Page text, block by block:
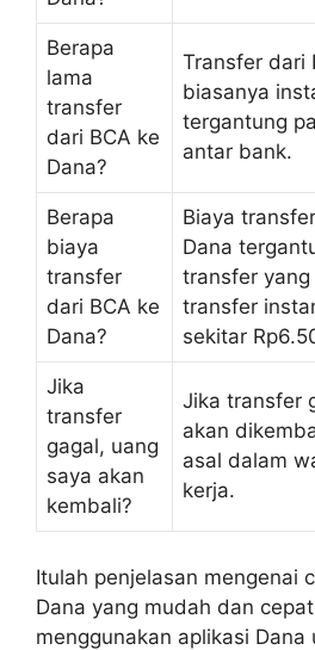
Berapa
lama
transfer
dari BCA ke
Dana?
Transfer dari
biasanya
tergantung
antar bank.
Berapa
biaya
transfer
dari BCA ke
Dana?
Biaya
Dana
transfer
transfer
sekitar
Jika
transfer
gagal, uang
saya akan
kembali?
Jika transfer
akan
asal dalam
kerja.
Itulah penjelasan mengenai
Dana yang mudah dan
menggunakan aplikasi Dana